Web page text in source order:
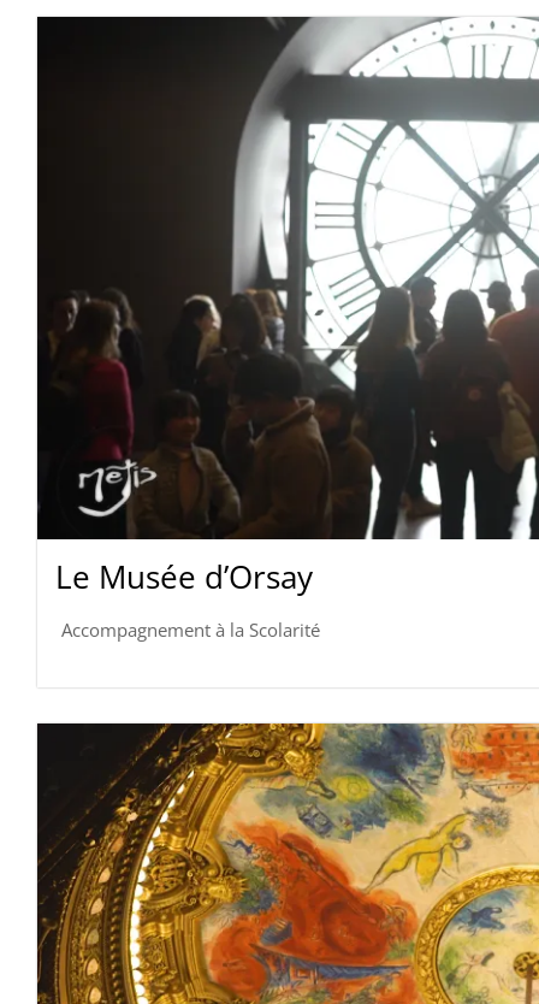
Le Musée d’Orsay
Accompagnement à la Scolarité